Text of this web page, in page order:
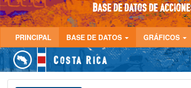
PRINCIPAL BASE DE DATOS GRÁFICOS